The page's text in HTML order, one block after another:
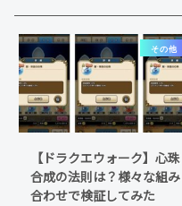
その他
【ドラクエウォーク】心珠
合成の法則は？様々な組み
合わせで検証してみた